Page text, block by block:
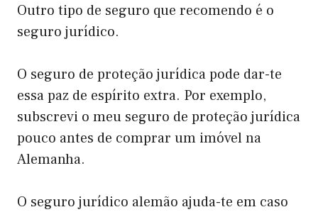
Outro tipo de seguro que recomendo é o
seguro jurídico.
O seguro de proteção jurídica pode dar-te
essa paz de espírito extra. Por exemplo,
subscrevi o meu seguro de proteção jurídica
pouco antes de comprar um imóvel na
Alemanha.
O seguro jurídico alemão ajuda-te em caso